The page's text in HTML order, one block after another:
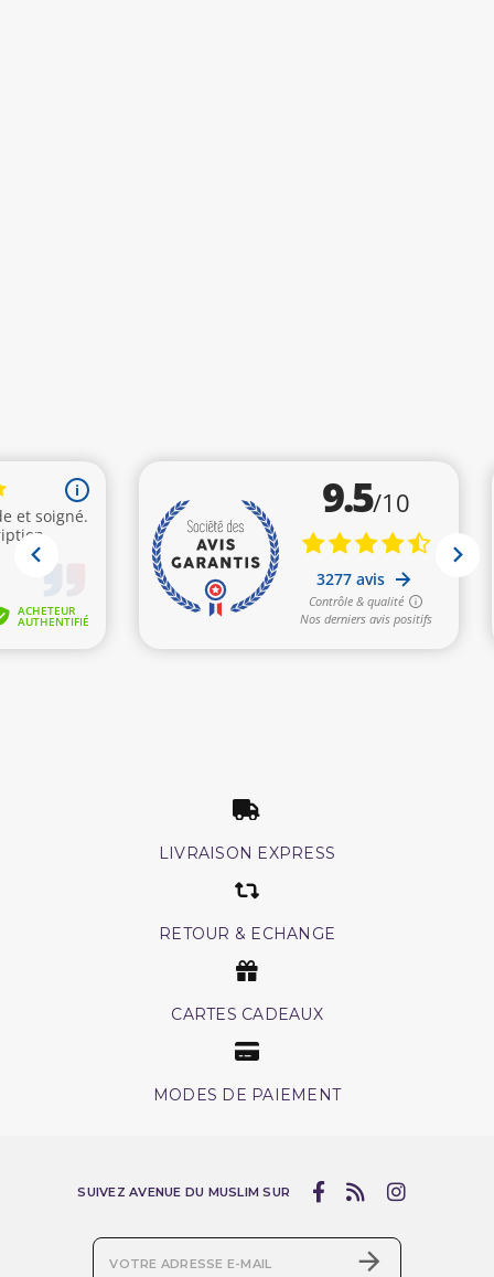
LIVRAISON EXPRESS
RETOUR & ECHANGE
CARTES CADEAUX
MODES DE PAIEMENT
SUIVEZ AVENUE DU MUSLIM SUR